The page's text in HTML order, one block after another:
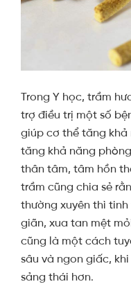
Trong Y học, trầm
trợ điều trị một số
giúp cơ thể tăng khả
tăng khả năng
thân tâm, tâm hồn
trầm cũng chia sẻ
thường xuyên thì
giãn, xua tan mệt
cũng là một cách
sâu và ngon giấc,
sảng thái hơn.